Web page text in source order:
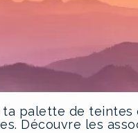
ta palette de teintes
Découvre les